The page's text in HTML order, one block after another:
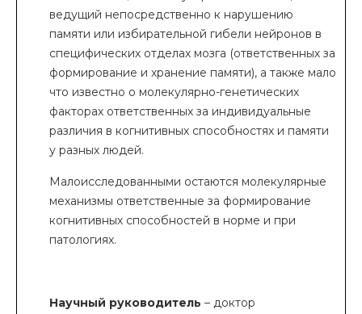
ведущий непосредственно к нарушению
памяти или избирательной гибели нейронов в
специфических отделах мозга (ответственных за
формирование и хранение памяти), а также мало
что известно о молекулярно-генетических
факторах ответственных за индивидуальные
различия в когнитивных способностях и памяти
у разных людей.
Малоисследованными остаются молекулярные
механизмы ответственные за формирование
когнитивных способностей в норме и при
патологиях.
Научный руководитель – доктор